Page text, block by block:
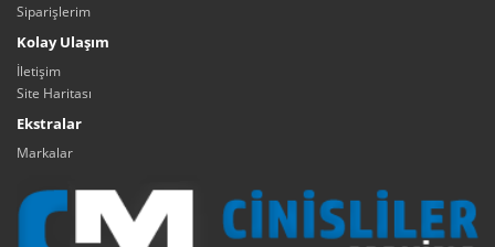
Siparişlerim
Kolay Ulaşım
İletişim
Site Haritası
Ekstralar
Markalar